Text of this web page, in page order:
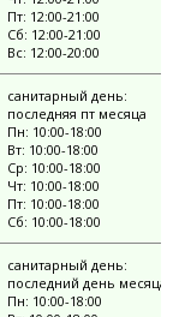
Пт: 12:00-21:00
Сб: 12:00-21:00
Вс: 12:00-20:00
санитарный день:
последняя пт месяца
Пн: 10:00-18:00
Вт: 10:00-18:00
Ср: 10:00-18:00
Чт: 10:00-18:00
Пт: 10:00-18:00
Сб: 10:00-18:00
санитарный день:
последний день месяца
Пн: 10:00-18:00